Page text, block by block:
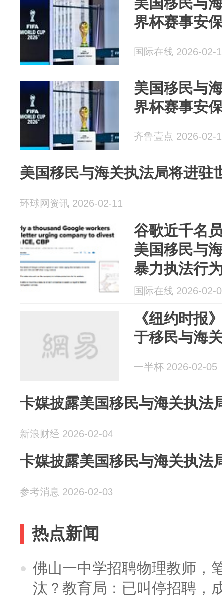
界杯赛事安
国际在线 2026-02-
美国移民与
界杯赛事安
齐鲁壹点 2026-02-
美国移民与海关执法局将进驻
环球网资讯 2026-02-11
谷歌近千名
美国移民与
暴力执法行
国际在线 2026-02-
《纽约时报
于移民与海
一半杯 2026-02-05
卡媒披露美国移民与海关执法
新浪财经 2026-02-04
卡媒披露美国移民与海关执法
参考消息 2026-02-03
热点新闻
佛山一中学招聘物理教师，
汰？教育局：已叫停招聘，